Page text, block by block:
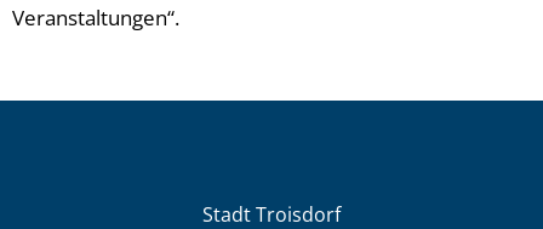
Veranstaltungen“.
Stadt Troisdorf